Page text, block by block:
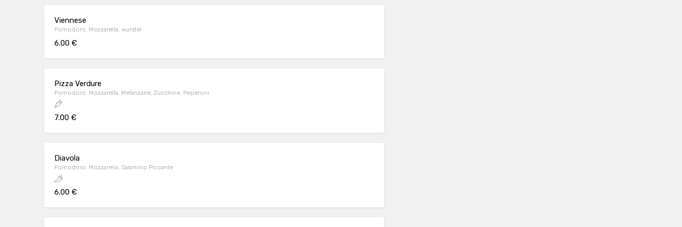
Viennese
Pomodoro, Mozzarella, wurstel
6.00 €
Pizza Verdure
Pomodoro, Mozzarella, Melanzane, Zucchine, Peperoni
7.00 €
Diavola
Pomodoro, Mozzarella, Salamino Piccante
6.00 €